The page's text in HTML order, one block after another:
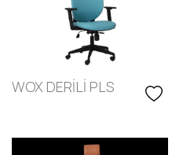
WOX DERİLİ PLS